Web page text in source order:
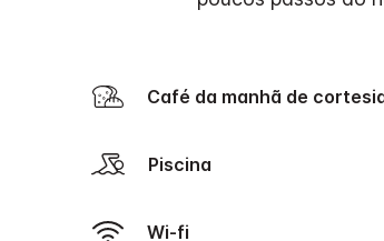
Café da manhã de
Piscina
Wi-fi